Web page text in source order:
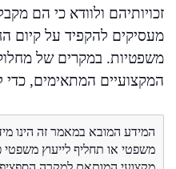
זכויותיהם ולוודא כי הם
מעסיקים להקפיד על קיום
משפטיות. במקרים של
המקצועיים המתאימים, כדי
המידע המובא במאמר זה הינו
משפטי או תחליף לייעוץ משפטי